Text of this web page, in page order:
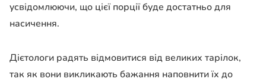
усвідомлюючи, що цієї порції буде достатньо для
насичення.
Дієтологи радять відмовитися від великих тарілок,
так як вони викликають бажання наповнити їх до